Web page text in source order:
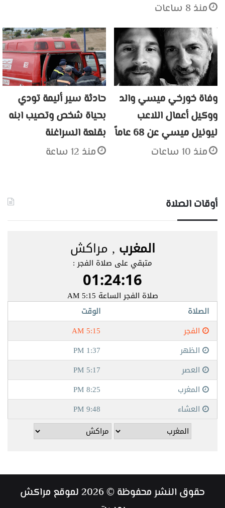
منذ 8 ساعات
وفاة خورخي ميسي والد
ووكيل أعمال اللاعب
ليونيل ميسي عن 68 عاماً
منذ 10 ساعات
حادثة سير أليمة تودي
بحياة شخص وتصيب ابنه
بقلعة السراغنة
منذ 12 ساعة
أوقات الصلاة
حقوق النشر محفوظة © 2026 لموقع مراكش